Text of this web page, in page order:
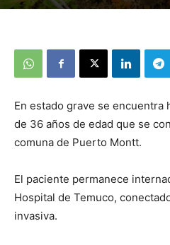
En estado grave se encuentra
de 36 años de edad que se
comuna de Puerto Montt.
El paciente permanece
Hospital de Temuco,
invasiva.